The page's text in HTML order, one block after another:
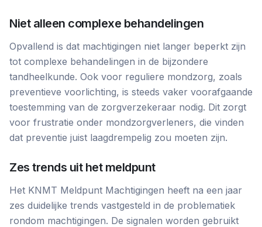
Niet alleen complexe behandelingen
Opvallend is dat machtigingen niet langer beperkt zijn
tot complexe behandelingen in de bijzondere
tandheelkunde. Ook voor reguliere mondzorg, zoals
preventieve voorlichting, is steeds vaker voorafgaande
toestemming van de zorgverzekeraar nodig. Dit zorgt
voor frustratie onder mondzorgverleners, die vinden
dat preventie juist laagdrempelig zou moeten zijn.
Zes trends uit het meldpunt
Het KNMT Meldpunt Machtigingen heeft na een jaar
zes duidelijke trends vastgesteld in de problematiek
rondom machtigingen. De signalen worden gebruikt